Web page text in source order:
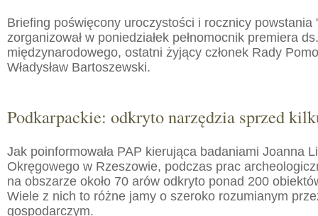
Briefing poświęcony uroczystości i rocznicy powstania
zorganizował w poniedziałek pełnomocnik premiera
międzynarodowego, ostatni żyjący członek Rady
Władysław Bartoszewski.
Podkarpackie: odkryto narzędzia sprzed
Jak poinformowała PAP kierująca badaniami Joanna
Okręgowego w Rzeszowie, podczas prac
na obszarze około 70 arów odkryto ponad 200
Wiele z nich to różne jamy o szeroko rozumianym
gospodarczym.